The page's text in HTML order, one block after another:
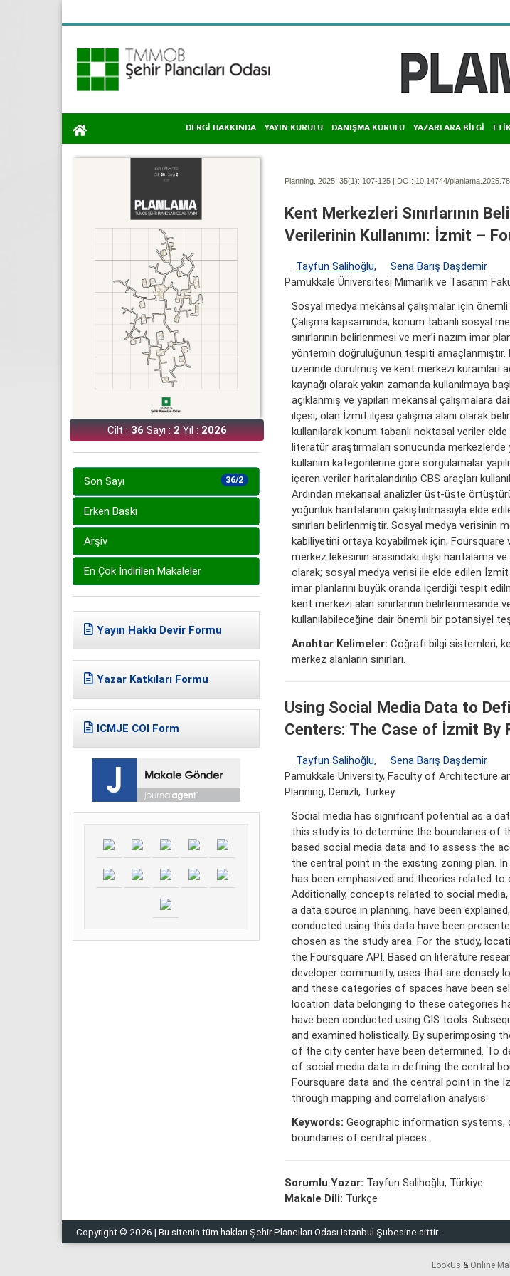
DERGİ HAKKINDA YAYIN KURULU DANIŞMA KURULU YAZARLARA BİLGİ
Cilt :36Sayı :2Yıl :2026
36/2
Son Sayı
Erken Baskı
Arşiv
En Çok İndirilen Makaleler
Yayın Hakkı Devir Formu
Yazar Katkıları Formu
ICMJE COI Form
Planning. 2025; 35(1): 107-125 | DOI: 10.14744/
Kent Merkezleri Sınırlarının
Verilerinin Kullanımı: İzmit –
Tayfun Salihoğlu,
Sena Barış Daşdemir
Pamukkale Üniversitesi Mimarlık ve Tasarım
Sosyal medya mekânsal çalışmalar için
Çalışma kapsamında; konum tabanlı sosyal
sınırlarının belirlenmesi ve mer’i nazım imar
yöntemin doğruluğunun tespiti
üzerinde durulmuş ve kent merkezi kuramları
kaynağı olarak yakın zamanda kullanılmaya
açıklanmış ve yapılan mekansal çalışmalara
ilçesi, olan İzmit ilçesi çalışma alanı olarak
kullanılarak konum tabanlı noktasal veriler
literatür araştırmaları sonucunda
kullanım kategorilerine göre sorgulamalar
içeren veriler haritalandırılıp CBS araçları
Ardından mekansal analizler üst-üste
yoğunluk haritalarının çakıştırılmasıyla elde
sınırları belirlenmiştir. Sosyal medya verisinin
kabiliyetini ortaya koyabilmek için; Foursquare
merkez lekesinin arasındaki ilişki haritalama
olarak; sosyal medya verisi ile elde edilen İzmit
imar planlarını büyük oranda içerdiği tespit
kent merkezi alan sınırlarının belirlenmesinde
kullanılabileceğine dair önemli bir potansiyel
Anahtar Kelimeler: Coğrafi bilgi sistemleri,
merkez alanların sınırları.
Using Social Media Data to
Centers: The Case of İzmit By
Tayfun Salihoğlu,
Sena Barış Daşdemir
Pamukkale University, Faculty of Architecture
Planning, Denizli, Turkey
Social media has significant potential as a
this study is to determine the boundaries of
based social media data and to assess the
the central point in the existing zoning plan.
has been emphasized and theories related to
Additionally, concepts related to social
a data source in planning, have been
conducted using this data have been
chosen as the study area. For the study,
the Foursquare API. Based on literature
developer community, uses that are densely
and these categories of spaces have been
location data belonging to these categories
have been conducted using GIS tools.
and examined holistically. By superimposing
of the city center have been determined. To
of social media data in defining the central
Foursquare data and the central point in the
through mapping and correlation analysis.
Keywords: Geographic information systems,
boundaries of central places.
Sorumlu Yazar: Tayfun Salihoğlu, Türkiye
Makale Dili: Türkçe
Copyright © 2026 | Bu sitenin tüm hakları Şehir Plancıları Odası İstanbul Şubesine aittir.
LookUs & Online